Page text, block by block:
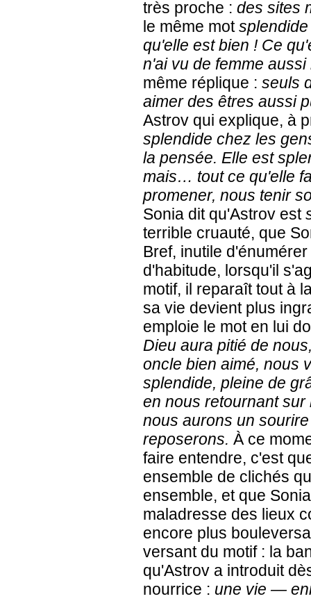
très proche : des sites
le même mot
qu'elle est bien ! Ce
n'ai vu de femme
même réplique : seuls
aimer des êtres aussi
Astrov qui explique, à
splendide chez les
la pensée. Elle est
mais… tout ce qu'elle
promener, nous tenir
Sonia dit qu'Astrov est
terrible cruauté, que
Bref, inutile
d'habitude, lorsqu'il
motif, il reparaît tout à
sa vie devient plus
emploie le mot en lui
Dieu aura pitié de
oncle bien aimé, nous
splendide, pleine de
en nous retournant
nous aurons un
reposerons. À ce
faire entendre, c'est
ensemble de clichés
ensemble, et que
maladresse des lieux
encore plus
versant du motif : la
qu'Astrov a introduit
nourrice : une vie —